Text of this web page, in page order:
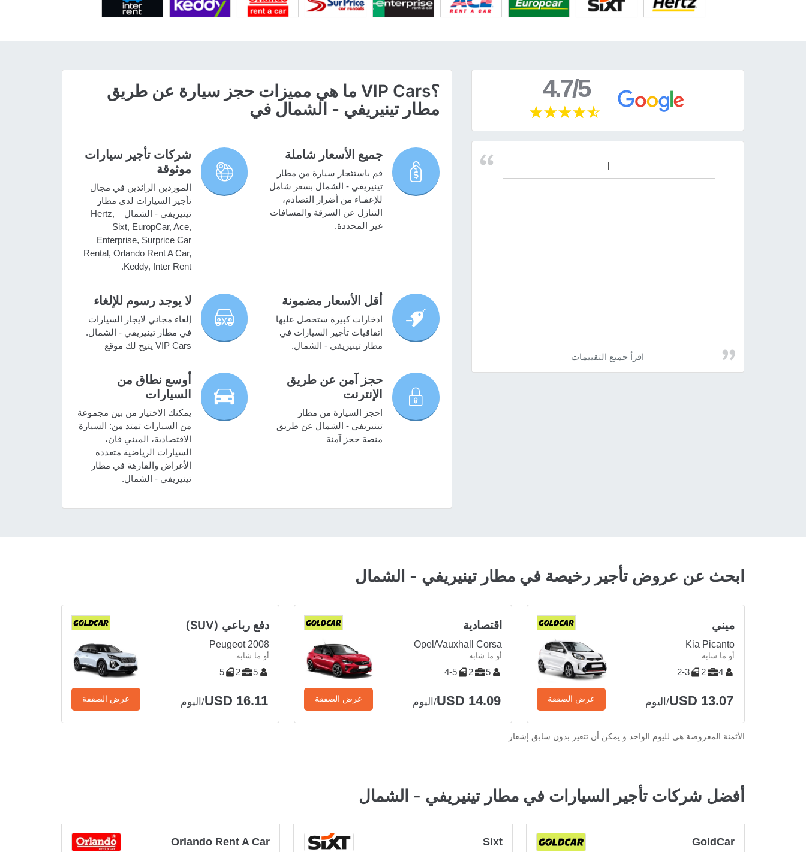
4.7/5
اقرأ جميع التقييمات
؟VIP Cars ما هي مميزات حجز سيارة عن طريق
مطار تينيريفي - الشمال في
جميع الأسعار شاملة
قم باستئجار سيارة من مطار
تينيريفي - الشمال بسعر شامل
للإعفـاء من أضرار التصادم،
التنازل عن السرقة والمسافات
غير المحددة.
شركات تأجير سيارات
موثوقة
الموردين الرائدين في مجال
تأجير السيارات لدى مطار
تينيريفي - الشمال – Hertz,
Sixt, EuropCar, Ace,
Enterprise, Surprice Car
Rental, Orlando Rent A Car,
Keddy, Inter Rent.
أقل الأسعار مضمونة
ادخارات كبيرة ستحصل عليها
اتفاقيات تأجير السيارات في
مطار تينيريفي - الشمال.
لا يوجد رسوم للإلغاء
إلغاء مجاني لايجار السيارات
في مطار تينيريفي - الشمال.
VIP Cars يتيح لك موقع
حجز آمن عن طريق
الإنترنت
احجز السيارة من مطار
تينيريفي - الشمال عن طريق
منصة حجز آمنة
أوسع نطاق من
السيارات
يمكنك الاختيار من بين مجموعة
من السيارات تمتد من: السيارة
الاقتصادية، الميني فان،
السيارات الرياضية متعددة
الأغراض والفارهة في مطار
تينيريفي - الشمال.
ابحث عن عروض تأجير رخيصة في مطار تينيريفي - الشمال
ميني
Kia Picanto
أو ما شابه
4
2
2-3
USD 13.07/اليوم عرض الصفقة
اقتصادية
Opel/Vauxhall Corsa
أو ما شابه
5
2
4-5
USD 14.09/اليوم عرض الصفقة
دفع رباعي (SUV)
Peugeot 2008
أو ما شابه
5
2
5
USD 16.11/اليوم عرض الصفقة
الأثمنة المعروضة هي لليوم الواحد و يمكن أن تتغير بدون سابق إشعار
أفضل شركات تأجير السيارات في مطار تينيريفي - الشمال
GoldCar
Sixt
Orlando Rent A Car